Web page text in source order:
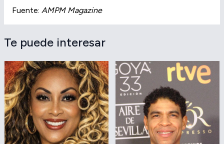
Fuente: AMPM Magazine
Te puede interesar